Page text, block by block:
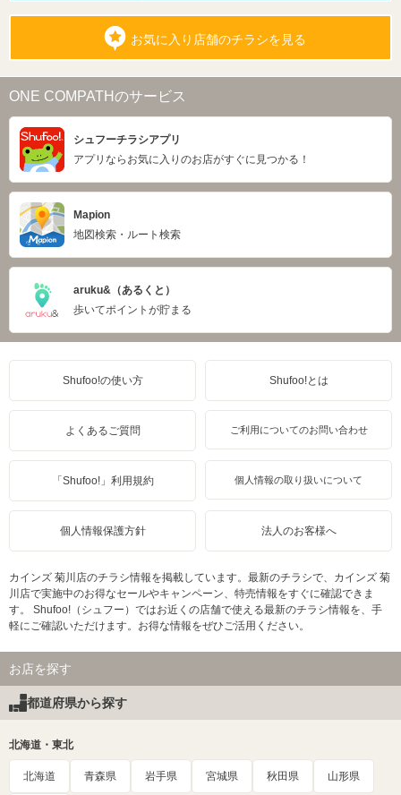
お気に入り店舗のチラシを見る
ONE COMPATHのサービス
シュフーチラシアプリ
アプリならお気に入りのお店がすぐに見つかる！
Mapion
地図検索・ルート検索
aruku&（あるくと）
歩いてポイントが貯まる
Shufoo!の使い方 Shufoo!とは
よくあるご質問 ご利用についてのお問い合わせ
「Shufoo!」利用規約 個人情報の取り扱いについて
個人情報保護方針 法人のお客様へ
カインズ 菊川店のチラシ情報を掲載しています。最新のチラシで、カインズ 菊
川店で実施中のお得なセールやキャンペーン、特売情報をすぐに確認できま
す。 Shufoo!（シュフー）ではお近くの店舗で使える最新のチラシ情報を、手
軽にご確認いただけます。お得な情報をぜひご活用ください。
お店を探す
都道府県から探す
北海道・東北
北海道 青森県 岩手県 宮城県 秋田県 山形県